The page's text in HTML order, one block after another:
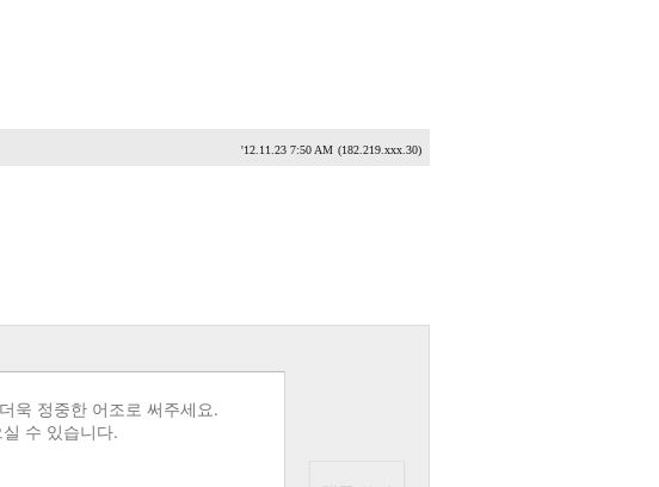
'12.11.23 7:50 AM (182.219.xxx.30)